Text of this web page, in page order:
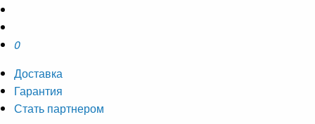
0
Доставка
Гарантия
Стать партнером